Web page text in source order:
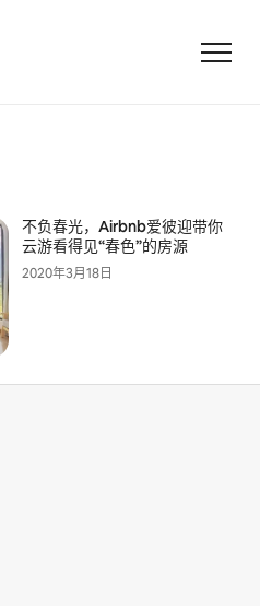
不负春光，Airbnb爱彼迎带你
云游看得见“春色”的房源
2020年3月18日